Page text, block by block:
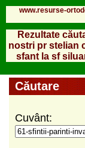
www.resurse-
Rezultate
nostri pr stelian
sfant la sf
Căutare
Cuvânt: